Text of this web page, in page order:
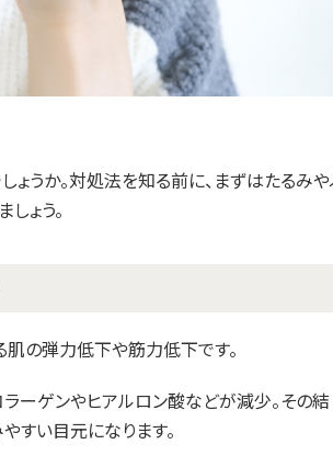
ょうか。対処法を知る前に、まずはたるみ
ょう。
の弾力低下や筋力低下です。
ーゲンやヒアルロン酸などが減少。その結
すい目元になります。